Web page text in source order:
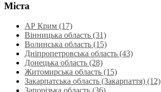
Міста
АР Крим (17)
Вінницька область (31)
Волинська область‎ (15)
Дніпропетровська область‎ (43)
Донецька область (28)
Житомирська область (15)
Закарпатська область (Закарпаття) (12)
Запорізька область (36)